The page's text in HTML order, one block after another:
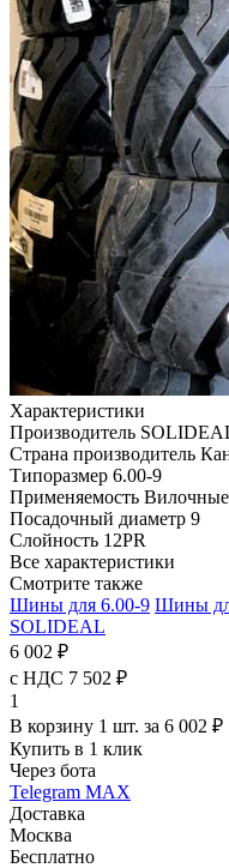
Характеристики
Производитель
Страна производитель
Типоразмер 6.00-9
Применяемость Вилочные
Посадочный диаметр 9
Слойность 12PR
Все характеристики
Смотрите также
Шины для 6.00-9 Шины
SOLIDEAL
6 002 ₽
с НДС 7 502 ₽
1
В корзину 1 шт. за 6 002 ₽
Купить в 1 клик
Через бота
Telegram MAX
Доставка
Москва
Бесплатно